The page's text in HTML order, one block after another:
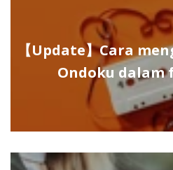
【Update】Cara
Ondoku dalam